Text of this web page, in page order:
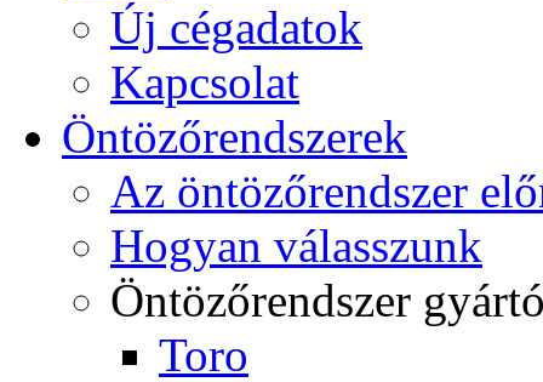
Új cégadatok
Kapcsolat
Öntözőrendszerek
Az öntözőrendszer
Hogyan válasszunk
Öntözőrendszer
Toro